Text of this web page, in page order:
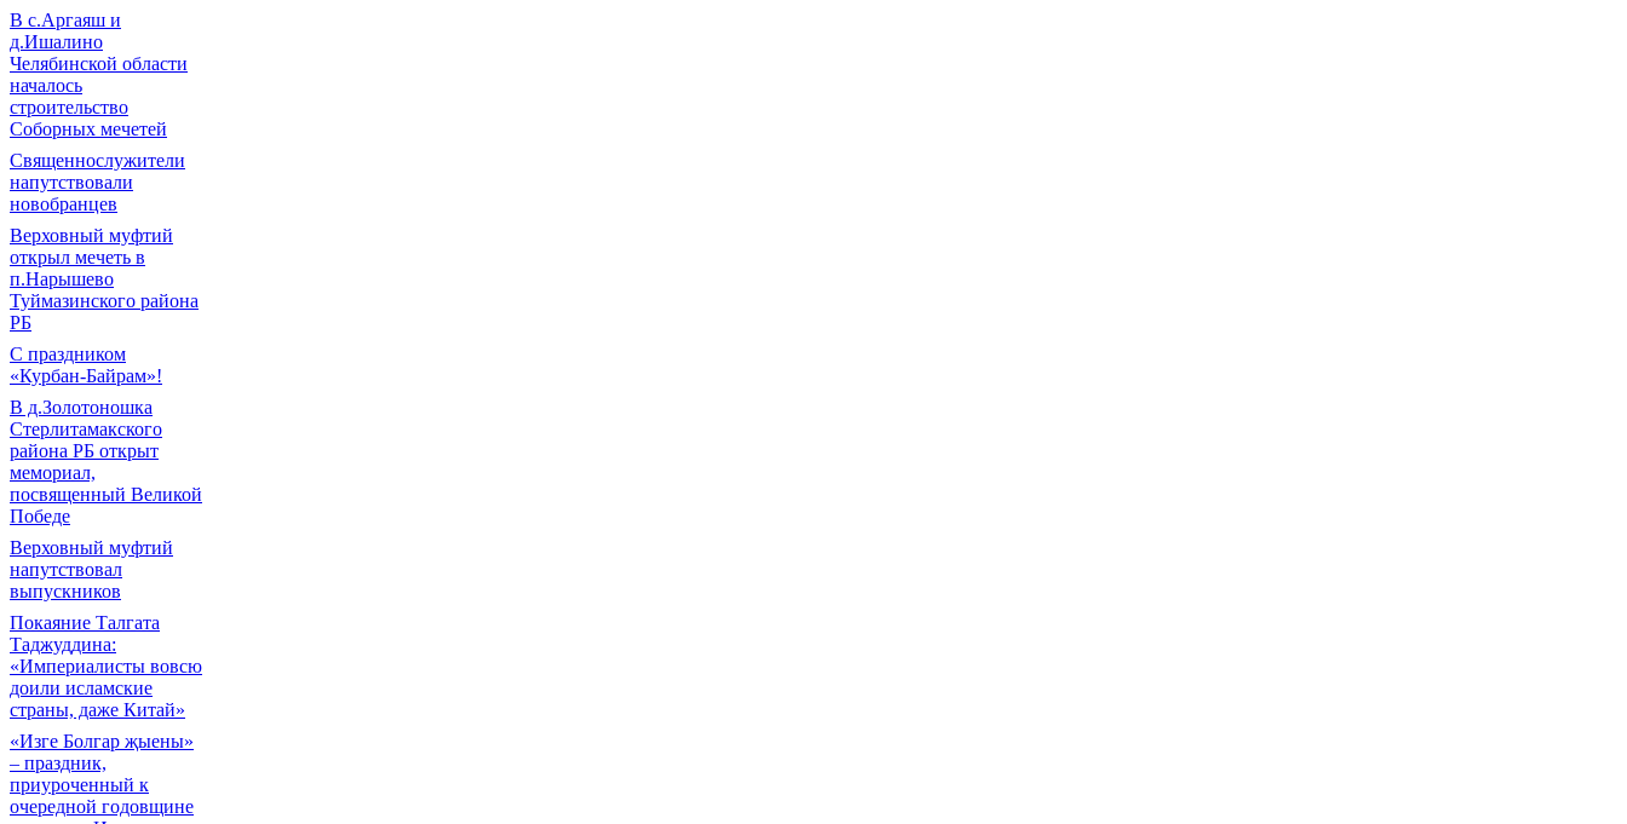
В с.Аргаяш и
д.Ишалино
Челябинской области
началось
строительство
Соборных мечетей
Священнослужители
напутствовали
новобранцев
Верховный муфтий
открыл мечеть в
п.Нарышево
Туймазинского района
РБ
С праздником
«Курбан-Байрам»!
В д.Золотоношка
Стерлитамакского
района РБ открыт
мемориал,
посвященный Великой
Победе
Верховный муфтий
напутствовал
выпускников
Покаяние Талгата
Таджуддина:
«Империалисты вовсю
доили исламские
страны, даже Китай»
«Изге Болгар җыены»
– праздник,
приуроченный к
очередной годовщине